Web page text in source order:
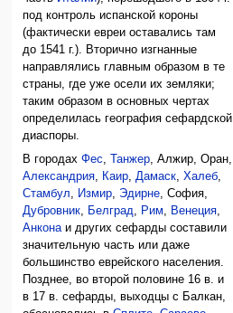
под контроль испанской короны
(фактически евреи оставались там
до 1541 г.). Вторично изгнанные
направлялись главным образом в те
страны, где уже осели их земляки;
таким образом в основных чертах
определилась география сефардской
диаспоры.
В городахФес ,Танжер , Алжир, Оран,
Александрия
Каир Дамаск ,Халеб
Стамбул
Измир Эдирне , София,
Дубровник
Белград Рим Венеция
Анкона и других сефарды составили
значительную часть или даже
большинство еврейского населения.
Позднее, во второй половине 16 в. и
в 17 в. сефарды, выходцы с Балкан,